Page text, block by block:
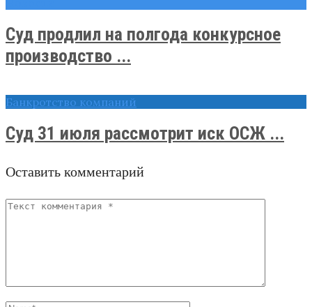
Суд продлил на полгода конкурсное
производство ...
Банкротство компаний
Суд 31 июля рассмотрит иск ОСЖ ...
Оставить комментарий